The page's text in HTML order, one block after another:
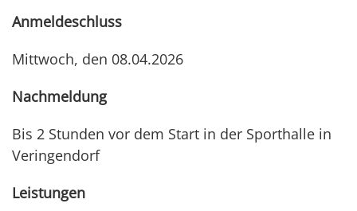
Anmeldeschluss
Mittwoch, den 08.04.2026
Nachmeldung
Bis 2 Stunden vor dem Start in der Sporthalle in
Veringendorf
Leistungen